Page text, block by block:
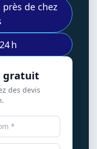
de chez
h
gratuit
des devis